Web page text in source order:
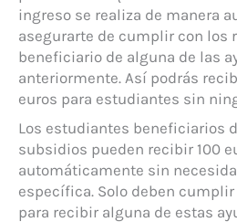
ingreso se realiza de manera
asegurarte de cumplir con los
beneficiario de alguna de las
anteriormente. Así podrás
euros para estudiantes sin
Los estudiantes beneficiarios
subsidios pueden recibir 100
automáticamente sin
específica. Solo deben
para recibir alguna de estas